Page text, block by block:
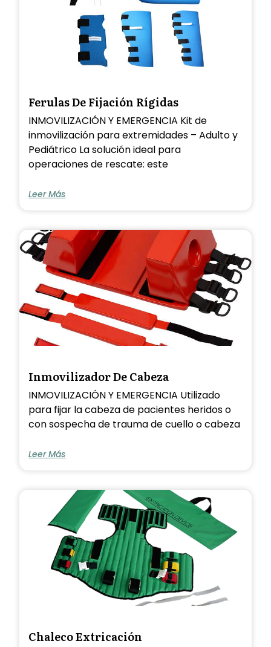
Ferulas De Fijación Rígidas
INMOVILIZACIÓN Y EMERGENCIA Kit de
inmovilización para extremidades – Adulto y
Pediátrico La solución ideal para
operaciones de rescate: este
Leer Más
Inmovilizador De Cabeza
INMOVILIZACIÓN Y EMERGENCIA Utilizado
para fijar la cabeza de pacientes heridos o
con sospecha de trauma de cuello o cabeza
Leer Más
Chaleco Extricación